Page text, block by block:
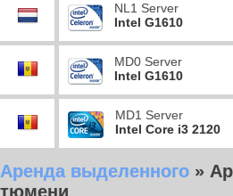
NL1 Server
Intel G1610
MD0 Server
Intel G1610
MD1 Server
Intel Core i3 2120
Аренда выделенного »
тюмени